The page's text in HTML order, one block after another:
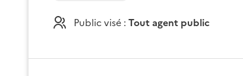
Public visé : Tout agent public